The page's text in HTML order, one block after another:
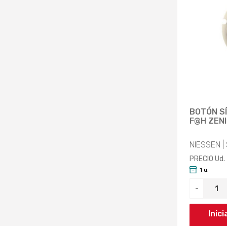
BOTÓN
F@H
NIESSEN
PRECIO Ud.
-
1 u.